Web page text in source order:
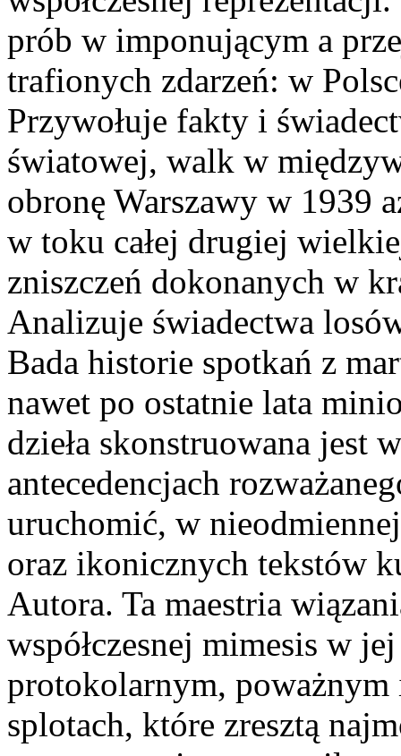
prób w imponującym a
trafionych zdarzeń: w
Przywołuje fakty i
światowej, walk w
obronę Warszawy w 1939
w toku całej drugiej
zniszczeń dokonanych w
Analizuje świadectwa
Bada historie spotkań z
nawet po ostatnie lata
dzieła skonstruowana jest
antecedencjach
uruchomić, w
oraz ikonicznych tekstów
Autora. Ta maestria
współczesnej mimesis w
protokolarnym,
splotach, które zresztą